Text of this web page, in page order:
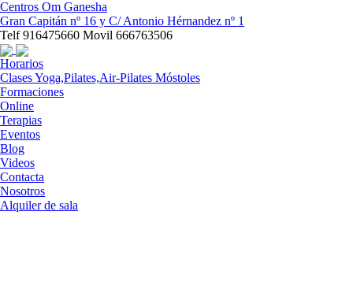
Centros Om Ganesha
Gran Capitán nº 16 y C/ Antonio Hérnandez nº 1
Telf 916475660 Movil 666763506
Horarios
Clases Yoga,Pilates,Air-Pilates Móstoles
Formaciones
Online
Terapias
Eventos
Blog
Videos
Contacta
Nosotros
Alquiler de sala